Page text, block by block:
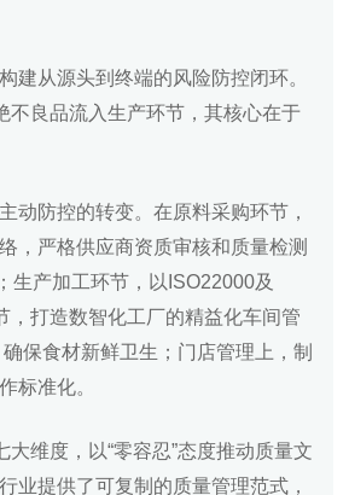
建从源头到终端的风险防控闭环。
不良品流入生产环节，其核心在于
动防控的转变。在原料采购环节，
，严格供应商资质审核和质量检测
生产加工环节，以ISO22000及
打造数智化工厂的精益化车间管
保食材新鲜卫生；门店管理上，制
标准化。
维度，以“零容忍”态度推动质量文
业提供了可复制的质量管理范式，